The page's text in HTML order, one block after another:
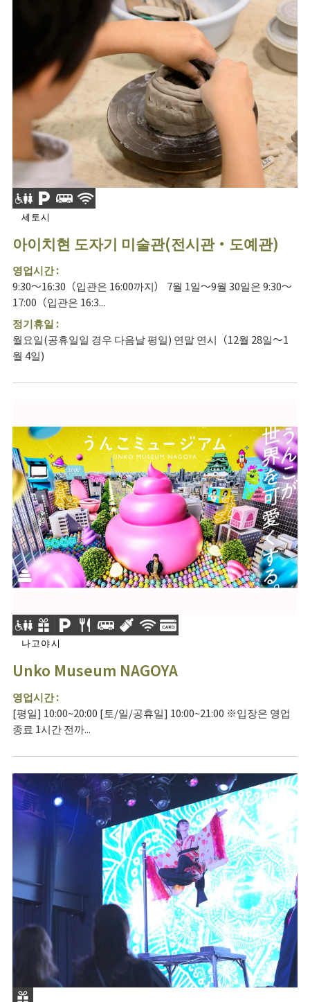
세토시
아이치현 도자기 미술관(전시관・도예관)
영업시간 :
9:30～16:30（입관은 16:00까지） 7월 1일～9월 30일은 9:30～
17:00（입관은 16:3...
정기휴일 :
월요일(공휴일일 경우 다음날 평일) 연말 연시（12월 28일～1
월 4일)
나고야시
Unko Museum NAGOYA
영업시간 :
[평일] 10:00~20:00 [토/일/공휴일] 10:00~21:00 ※입장은 영업
종료 1시간 전까...